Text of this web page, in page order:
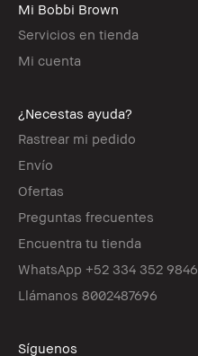
Mi Bobbi Brown
Servicios en tienda
Mi cuenta
¿Necestas ayuda?
Rastrear mi pedido
Envío
Ofertas
Preguntas frecuentes
Encuentra tu tienda
WhatsApp +52 334 352 9846
Llámanos 8002487696
Síguenos